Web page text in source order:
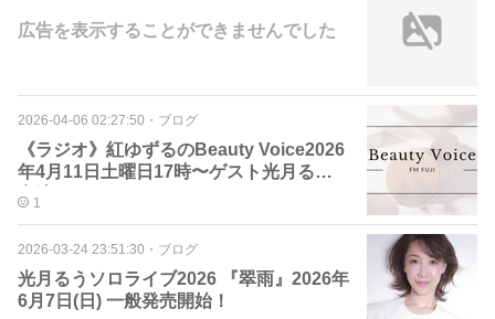
広告を表示することができませんでした
2026-04-06 02:27:50 ・ ブログ
《ラジオ》紅ゆずるのBeauty Voice2026
年4月11日土曜日17時〜ゲスト光月るう
出演
1
2026-03-24 23:51:30 ・ ブログ
光月るうソロライブ2026 『翠雨』2026年
6月7日(日) 一般発売開始！